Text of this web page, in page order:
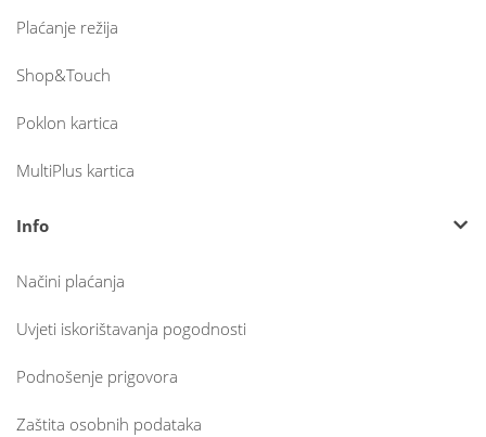
Plaćanje režija
Shop&Touch
Poklon kartica
MultiPlus kartica
Info
Načini plaćanja
Uvjeti iskorištavanja pogodnosti
Podnošenje prigovora
Zaštita osobnih podataka